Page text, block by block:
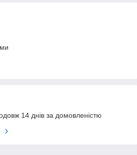
14 днів за домовленістю